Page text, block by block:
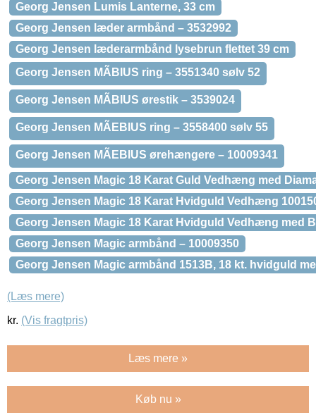
Georg Jensen Lumis Lanterne, 33 cm
Georg Jensen læder armbånd – 3532992
Georg Jensen læderarmbånd lysebrun flettet 39 cm
Georg Jensen MÃBIUS ring – 3551340 sølv 52
Georg Jensen MÃBIUS ørestik – 3539024
Georg Jensen MÃEBIUS ring – 3558400 sølv 55
Georg Jensen MÃEBIUS ørehængere – 10009341
Georg Jensen Magic 18 Karat Guld Vedhæng med
Georg Jensen Magic 18 Karat Hvidguld Vedhæng
Georg Jensen Magic 18 Karat Hvidguld Vedhæng med
Georg Jensen Magic armbånd – 10009350
Georg Jensen Magic armbånd 1513B, 18 kt. hvidguld
(Læs mere)
kr. (Vis fragtpris)
Læs mere »
Køb nu »